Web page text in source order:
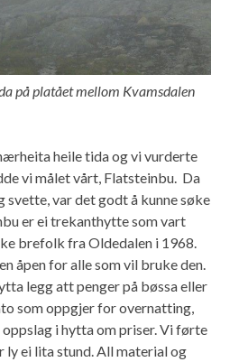
på platået mellom Kvamsdalen
heile tida og vi vurderte
vi målet vårt, Flatsteinbu. Da
svette, var det godt å kunne søke
er ei trekanthytte som vart
brefolk fra Oldedalen i 1968.
åpen for alle som vil bruke den.
legg att penger på bøssa eller
som oppgjer for overnatting,
oppslag i hytta om priser. Vi førte
ly ei lita stund. All material og